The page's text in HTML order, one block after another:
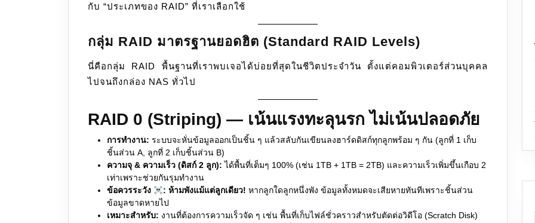
กับ “ประเภทของ RAID” ที่เราเลือกใช้
กลุ่ม RAID มาตรฐานยอดฮิต (Standard RAID Levels)
นี่คือกลุ่ม RAID พื้นฐานที่เราพบเจอได้บ่อยที่สุดในชีวิตประจำวัน ตั้งแต่คอมพิวเตอร์ส่วนบุคคล
ไปจนถึงกล่อง NAS ทั่วไป
RAID 0 (Striping) — เน้นแรงทะลุนรก ไม่เน้นปลอดภัย
การทำงาน: ระบบจะหั่นข้อมูลออกเป็นชิ้น ๆ แล้วสลับกันเขียนลงฮาร์ดดิสก์ทุกลูกพร้อม ๆ กัน (ลูกที่ 1 เก็บ
ชิ้นส่วน A, ลูกที่ 2 เก็บชิ้นส่วน B)
ความจุ & ความเร็ว (ดิสก์ 2 ลูก): ได้พื้นที่เต็มๆ 100% (เช่น 1TB + 1TB = 2TB) และความเร็วเพิ่มขึ้นเกือบ 2
เท่าเพราะช่วยกันรุมทำงาน
ข้อควรระวัง
: ห้ามพังแม้แต่ลูกเดียว! หากลูกใดลูกหนึ่งพัง ข้อมูลทั้งหมดจะเสียหายทันทีเพราะชิ้นส่วน
ข้อมูลขาดหายไป
เหมาะสำหรับ: งานที่ต้องการความเร็วจัด ๆ เช่น พื้นที่เก็บไฟล์ชั่วคราวสำหรับตัดต่อวิดีโอ (Scratch Disk)